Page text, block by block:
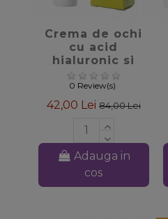
favorite_border
Crema de ochi
cu acid
hialuronic si
aloe, 15ml - The
Beauty Seed
Bioearth
0 Review(s)
42,00 Lei 84,00 Lei
Adauga in
cos